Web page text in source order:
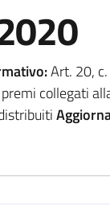
Art. 20,
collegati